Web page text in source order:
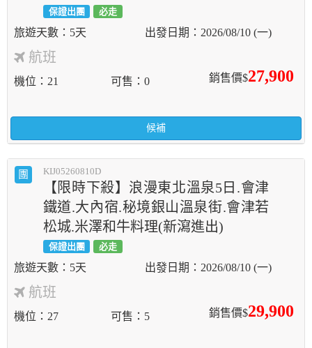
保證出團 必走
5天 2026/08/10 (一)
航班
銷售價$27,900
機位 21 可售 0
候補
團 KIJ05260810D
【限時下殺】浪漫東北溫泉5日.會津
鐵道.大內宿.秘境銀山溫泉街.會津若
松城.米澤和牛料理(新瀉進出)
保證出團 必走
5天 2026/08/10 (一)
航班
銷售價$29,900
機位 27 可售 5